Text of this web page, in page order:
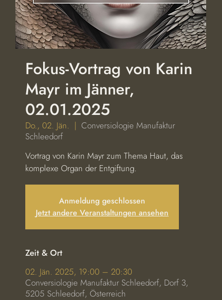
Fokus-Vortrag von Karin
Mayr im Jänner,
02.01.2025
Do., 02. Jän.
  |
Conversiologie Manufaktur
Schleedorf
Vortrag von Karin Mayr zum Thema Haut, das
komplexe Organ der Entgiftung.
Anmeldung geschlossen
Jetzt andere Veranstaltungen ansehen
Zeit & Ort
02. Jän. 2025, 19:00 – 20:30
Conversiologie Manufaktur Schleedorf, Dorf 3,
5205 Schleedorf, Österreich